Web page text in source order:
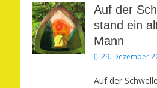
Auf der
stand ein
Mann
Veröffentlicht
29. Dezember
Auf der